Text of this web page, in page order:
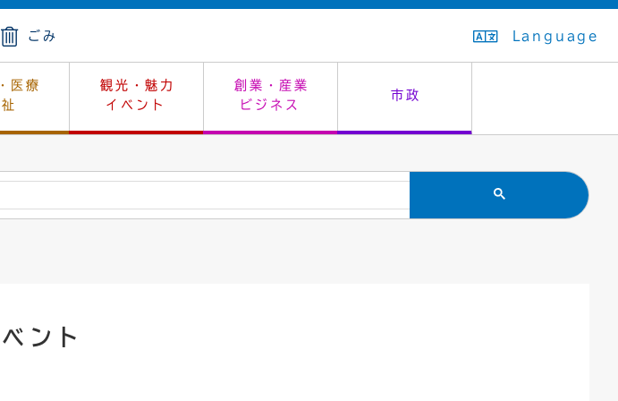
ごみ Language
医療
観光・魅力
イベント
創業・産業
ビジネス
市政
上下水道 生活排水
消費生活 市民安全
住所変更
生涯学習 教育委員会
幼稚園一覧 入学式・卒業式
休日当番医 救急・夜間診療
感染症
レジャー・スポーツ 施設予約（まつぼっくり）
ライフ はたちの集い
土地 指定管理者制度
環境対策 公共事業の技術監理
市長の部屋 議会
選挙 オープンデータ
監査
ント